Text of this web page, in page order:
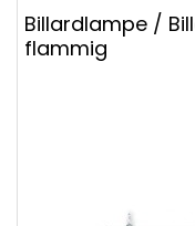
Billardlampe /
flammig